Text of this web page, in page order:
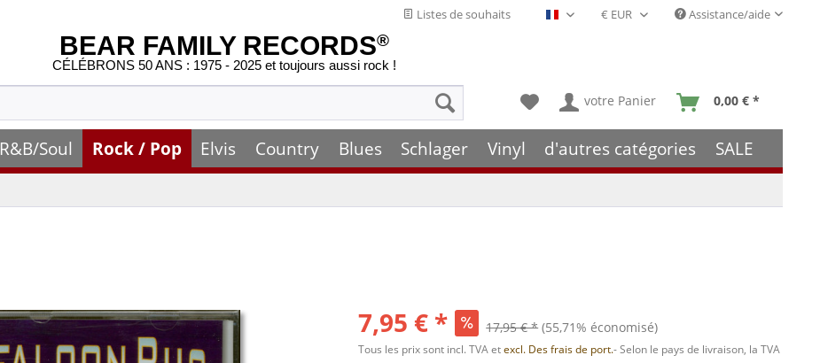
Listes de souhaits Français- FR Assistance/aide
BEAR FAMILY RECORDS®
CÉLÉBRONS 50 ANS : 1975 - 2025 et toujours aussi rock !
votre Panier 0,00 € *
R&B/Soul Rock / Pop Elvis Country Blues Schlager Vinyl d'autres catégories SALE
7,95 € * 17,95 € * (55,71% économisé)
Tous les prix sont incl. TVA etexcl. Des frais de port.- Selon le pays de livraison, la TVA